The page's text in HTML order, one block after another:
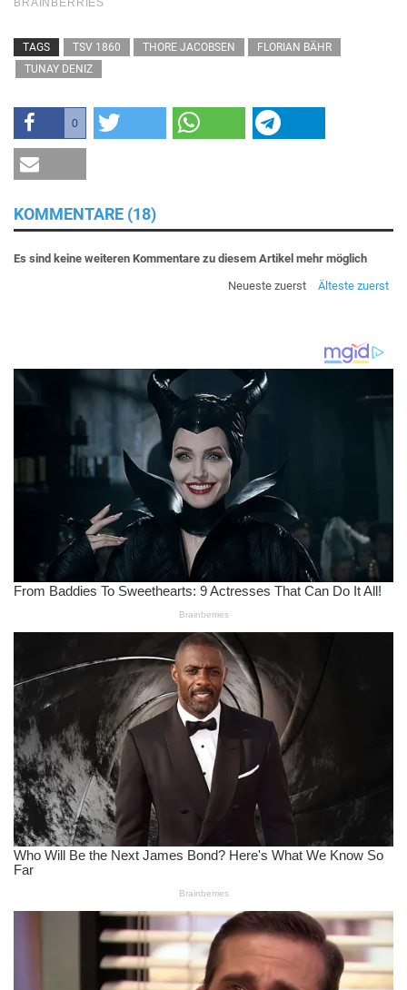
TAGS TSV 1860 THORE JACOBSEN
FLORIAN BÄHR
TUNAY DENIZ
0
KOMMENTARE (18)
Es sind keine weiteren Kommentare zu diesem Artikel mehr möglich
Neueste zuerst
Älteste zuerst